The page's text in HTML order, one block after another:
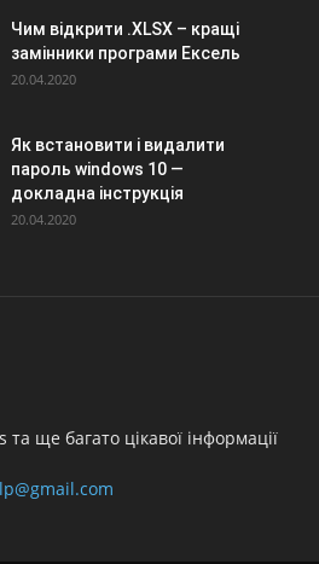
Чим відкрити .XLSX – кращі
замінники програми Ексель
20.04.2020
Як встановити і видалити
пароль windows 10 —
докладна інструкція
20.04.2020
ще багато цікавої інформації